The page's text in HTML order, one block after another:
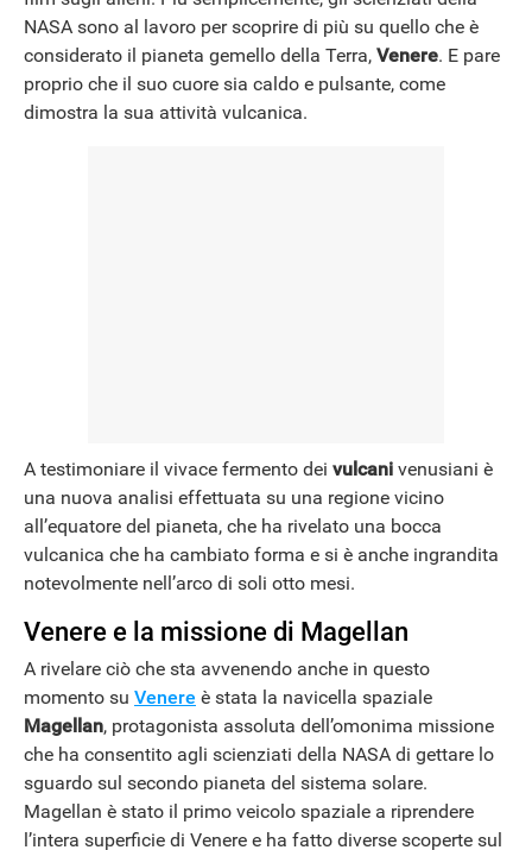
NEWS
NASA sono al lavoro per scoprire di più su quello che è
considerato il pianeta gemello della Terra, Venere. E pare
proprio che il suo cuore sia caldo e pulsante, come
dimostra la sua attività vulcanica.
A testimoniare il vivace fermento dei vulcani venusiani è
una nuova analisi effettuata su una regione vicino
all’equatore del pianeta, che ha rivelato una bocca
vulcanica che ha cambiato forma e si è anche ingrandita
notevolmente nell’arco di soli otto mesi.
Venere e la missione di Magellan
A rivelare ciò che sta avvenendo anche in questo
momento su Venere è stata la navicella spaziale
Magellan, protagonista assoluta dell’omonima missione
che ha consentito agli scienziati della NASA di gettare lo
sguardo sul secondo pianeta del sistema solare.
Magellan è stato il primo veicolo spaziale a riprendere
l’intera superficie di Venere e ha fatto diverse scoperte sul